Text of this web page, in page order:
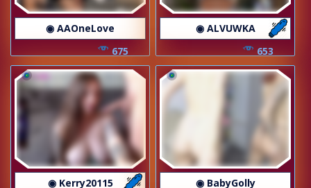
◉ AAOneLove
675
◉ ALVUWKA
653
◉ Kerry20115
◉ BabyGolly